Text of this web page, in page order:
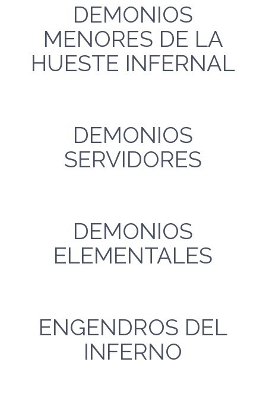
DEMONIOS
MENORES DE LA
HUESTE INFERNAL
DEMONIOS
SERVIDORES
DEMONIOS
ELEMENTALES
ENGENDROS DEL
INFERNO